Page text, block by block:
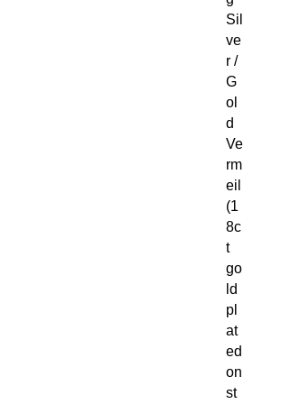
Sil
ve
r /
G
ol
d
Ve
rm
eil
(1
8c
t
go
ld
pl
at
ed
on
st